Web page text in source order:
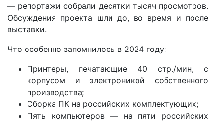
— репортажи собрали десятки тысяч просмотров.
Обсуждения проекта шли до, во время и после
выставки.
Что особенно запомнилось в 2024 году:
Принтеры, печатающие 40 стр./мин, с
корпусом и электроникой собственного
производства;
Сборка ПК на российских комплектующих;
Пять компьютеров — на пяти российских